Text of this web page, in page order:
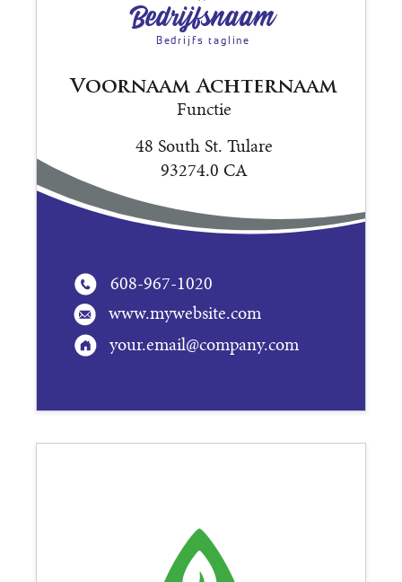
Bedrijfsnaam
Bedrijfs tagline
your.email@company.com
608-967-1020
www.mywebsite.com
Functie
48 South St. Tulare
93274.0 CA
Voornaam Achternaam